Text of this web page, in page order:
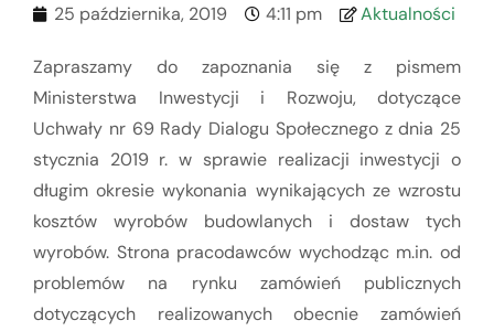
25 października, 2019 4:11 pm Aktualności
Zapraszamy do zapoznania się z pismem
Ministerstwa Inwestycji i Rozwoju, dotyczące
Uchwały nr 69 Rady Dialogu Społecznego z dnia 25
stycznia 2019 r. w sprawie realizacji inwestycji o
długim okresie wykonania wynikających ze wzrostu
kosztów wyrobów budowlanych i dostaw tych
wyrobów. Strona pracodawców wychodząc m.in. od
problemów na rynku zamówień publicznych
dotyczących realizowanych obecnie zamówień